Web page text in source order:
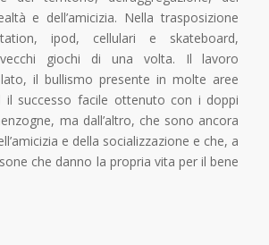
e dell’amicizia. Nella trasposizione
ipod, cellulari e skateboard,
giochi di una volta. Il lavoro
il bullismo presente in molte aree
il successo facile ottenuto con i doppi
ma dall’altro, che sono ancora
e della socializzazione e che, a
che danno la propria vita per il bene